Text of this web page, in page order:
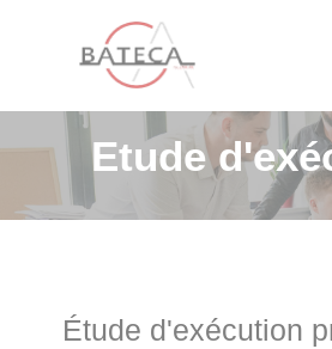
Etude
Étude d'exécution